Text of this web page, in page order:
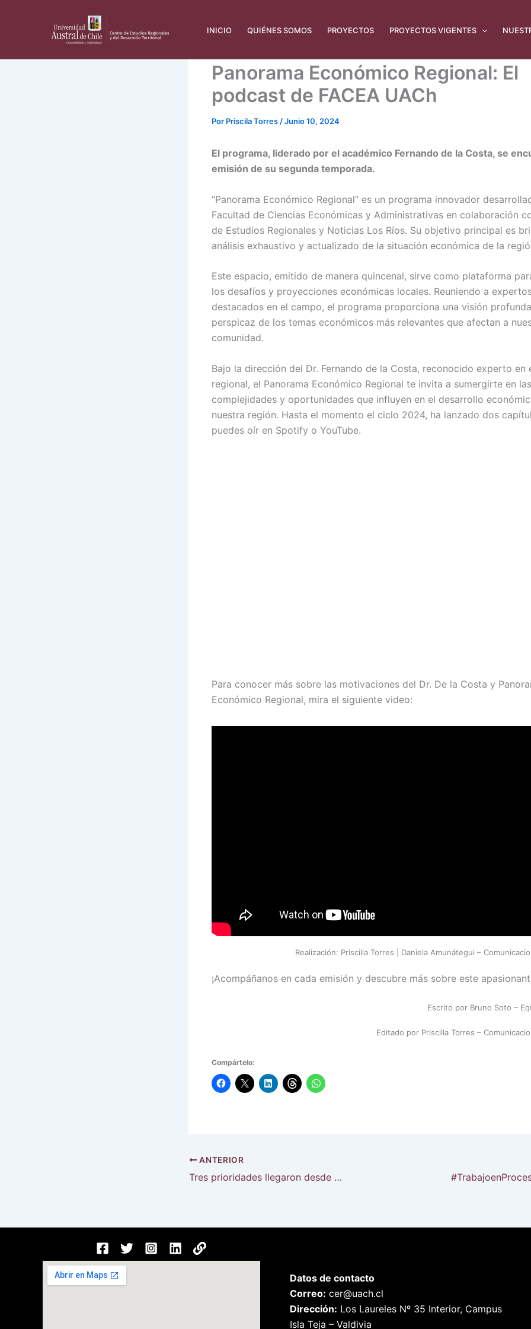
INICIO QUIÉNES SOMOS PROYECTOS PROYECTOS VIGENTES
Panorama Económico Regional: El
podcast de FACEA UACh
Por Priscila Torres /Junio 10, 2024
El programa, liderado por el académico Fernando de la Costa, se
emisión de su segunda temporada.
“Panorama Económico Regional” es un programa innovador
Facultad de Ciencias Económicas y Administrativas en colaboración
de Estudios Regionales y Noticias Los Ríos. Su objetivo principal es
análisis exhaustivo y actualizado de la situación económica de la
Este espacio, emitido de manera quincenal, sirve como plataforma
los desafíos y proyecciones económicas locales. Reuniendo a
destacados en el campo, el programa proporciona una visión
perspicaz de los temas económicos más relevantes que afectan a
comunidad.
Bajo la dirección del Dr. Fernando de la Costa, reconocido experto en
regional, el Panorama Económico Regional te invita a sumergirte en las
complejidades y oportunidades que influyen en el desarrollo
nuestra región. Hasta el momento el ciclo 2024, ha lanzado dos
puedes oír en Spotify o YouTube.
Para conocer más sobre las motivaciones del Dr. De la Costa y
Económico Regional, mira el siguiente video:
Realización: Priscilla Torres | Daniela Amunátegui –
¡Acompáñanos en cada emisión y descubre más sobre este
Escrito por Bruno Soto –
Editado por Priscilla Torres –
Compártelo:
ANTERIOR
Tres prioridades llegaron desde Los Ríos hasta Consejo para la Descentralización
Datos de contacto
Correo: cer@uach.cl
Dirección: Los Laureles Nº 35 Interior, Campus
Isla Teja – Valdivia